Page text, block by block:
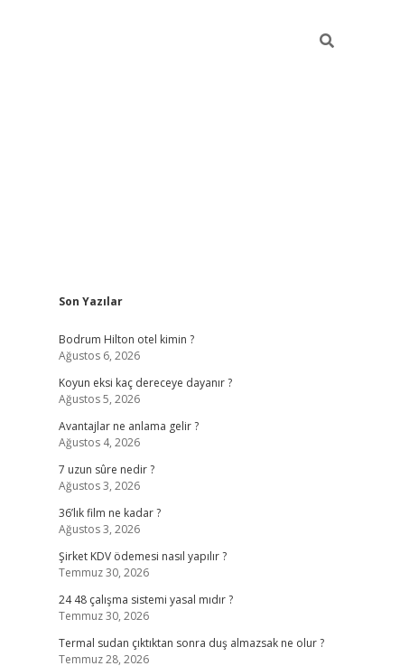
Sidebar
Son Yazılar
Bodrum Hilton otel kimin ?
Ağustos 6, 2026
Koyun eksi kaç dereceye dayanır ?
Ağustos 5, 2026
Avantajlar ne anlama gelir ?
Ağustos 4, 2026
7 uzun sûre nedir ?
Ağustos 3, 2026
36’lık film ne kadar ?
Ağustos 3, 2026
Şirket KDV ödemesi nasıl yapılır ?
Temmuz 30, 2026
24 48 çalışma sistemi yasal mıdır ?
Temmuz 30, 2026
Termal sudan çıktıktan sonra duş almazsak ne olur ?
Temmuz 28, 2026
ilbetbetcipiabellacasino sitesi